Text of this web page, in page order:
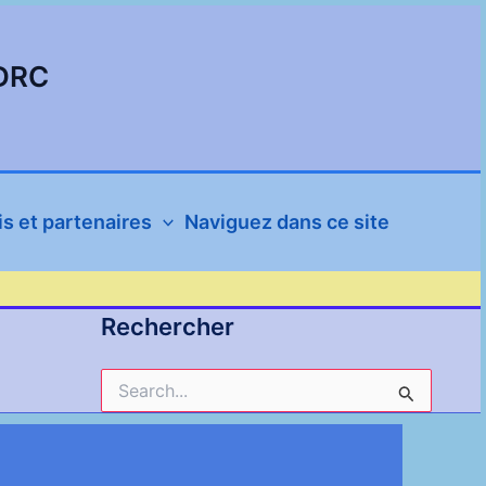
et partenaires Naviguez dans ce site
Rechercher
Rechercher :